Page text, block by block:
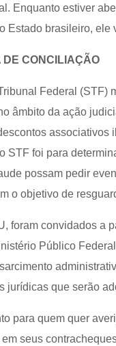
Enquanto estiver
Estado brasileiro, ele
DE CONCILIAÇÃO
Federal (STF)
âmbito da ação
associativos
STF foi para
possam pedir
o objetivo de
foram convidados a
Público
jurídicas que serão
para quem quer
seus